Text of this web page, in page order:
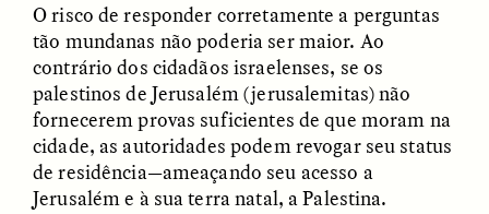
Following the Life of an
Abandoned Bull in
Nepal
XENA WHITE
Black, Pregnant, and
Always Vigilant
SAMARA LINTON
ESSAY /FIELD NOTES ESSAY /REFLECTIONS
O risco de responder corretamente a perguntas
tão mundanas não poderia ser maior. Ao
contrário dos cidadãos israelenses, se os
palestinos de Jerusalém (jerusalemitas) não
fornecerem provas suficientes de que moram na
cidade, as autoridades podem revogar seu status
de residência—ameaçando seu acesso a
Jerusalém e à sua terra natal, a Palestina.